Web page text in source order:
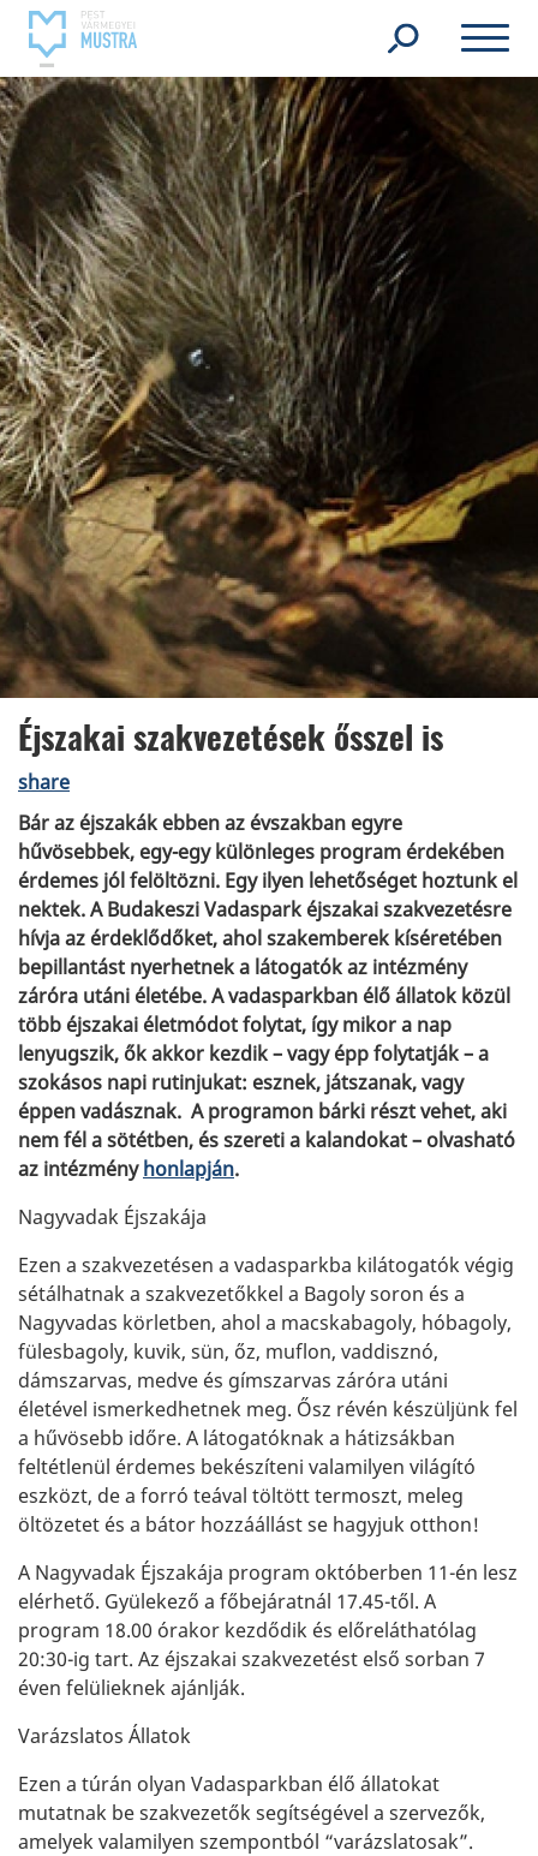
Éjszakai szakvezetések ősszel is
share
Bár az éjszakák ebben az évszakban egyre
hűvösebbek, egy-egy különleges program érdekében
érdemes jól felöltözni. Egy ilyen lehetőséget hoztunk el
nektek. A Budakeszi Vadaspark éjszakai szakvezetésre
hívja az érdeklődőket, ahol szakemberek kíséretében
bepillantást nyerhetnek a látogatók az intézmény
záróra utáni életébe. A vadasparkban élő állatok közül
több éjszakai életmódot folytat, így mikor a nap
lenyugszik, ők akkor kezdik – vagy épp folytatják – a
szokásos napi rutinjukat: esznek, játszanak, vagy
éppen vadásznak. A programon bárki részt vehet, aki
nem fél a sötétben, és szereti a kalandokat – olvasható
az intézményhonlapján.
Nagyvadak Éjszakája
Ezen a szakvezetésen a vadasparkba kilátogatók végig
sétálhatnak a szakvezetőkkel a Bagoly soron és a
Nagyvadas körletben, ahol a macskabagoly, hóbagoly,
fülesbagoly, kuvik, sün, őz, muflon, vaddisznó,
dámszarvas, medve és gímszarvas záróra utáni
életével ismerkedhetnek meg. Ősz révén készüljünk fel
a hűvösebb időre. A látogatóknak a hátizsákban
feltétlenül érdemes bekészíteni valamilyen világító
eszközt, de a forró teával töltött termoszt, meleg
öltözetet és a bátor hozzáállást se hagyjuk otthon!
A Nagyvadak Éjszakája program októberben 11-én lesz
elérhető. Gyülekező a főbejáratnál 17.45-től. A
program 18.00 órakor kezdődik és előreláthatólag
20:30-ig tart. Az éjszakai szakvezetést első sorban 7
éven felülieknek ajánlják.
Varázslatos Állatok
Ezen a túrán olyan Vadasparkban élő állatokat
mutatnak be szakvezetők segítségével a szervezők,
amelyek valamilyen szempontból “varázslatosak”.